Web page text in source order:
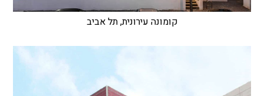
קומונה עירונית, תל אביב